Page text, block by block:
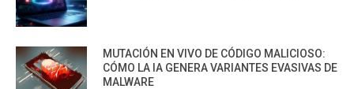
MUTACIÓN EN VIVO DE CÓDIGO MALICIOSO:
CÓMO LA IA GENERA VARIANTES EVASIVAS DE
MALWARE